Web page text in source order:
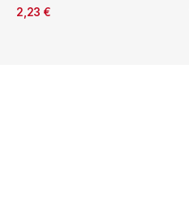
2,23 €